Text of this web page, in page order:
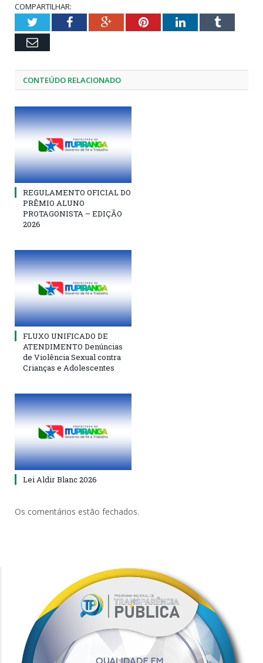
COMPARTILHAR:
TwitterFacebookGoogle+PinterestLinkedInTumblr
Email
CONTEÚDO RELACIONADO
REGULAMENTO OFICIAL DO
PRÊMIO ALUNO
PROTAGONISTA – EDIÇÃO
2026
FLUXO UNIFICADO DE
ATENDIMENTO Denúncias
de Violência Sexual contra
Crianças e Adolescentes
Lei Aldir Blanc 2026
Os comentários estão fechados.